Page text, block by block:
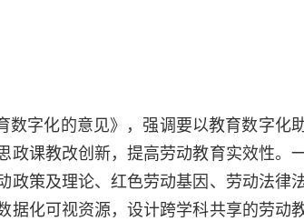
字化的意见》，强调要以教育数字化
政课教改创新，提高劳动教育实效性。
政策及理论、红色劳动基因、劳动法律
据化可视资源，设计跨学科共享的劳动